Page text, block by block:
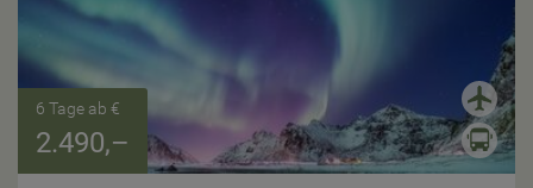
6 Tage ab €
2.490,–